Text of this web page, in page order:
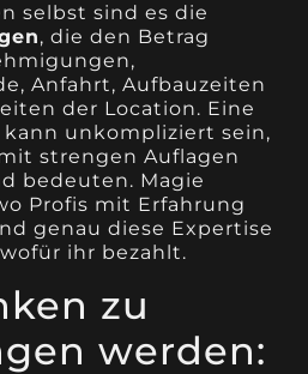
selbst sind es die
, die den Betrag
Anfahrt, Aufbauzeiten
der Location. Eine
unkompliziert sein,
strengen Auflagen
bedeuten. Magie
Profis mit Erfahrung
genau diese Expertise
ihr bezahlt.
zu
werden: